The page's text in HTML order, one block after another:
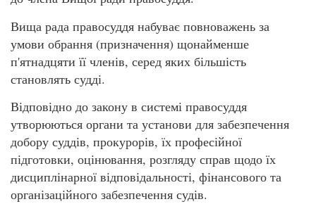
Вища рада правосуддя набуває повноважень за
умови обрання (призначення) щонайменше
п'ятнадцяти її членів, серед яких більшість
становлять судді.
Відповідно до закону в системі правосуддя
утворюються органи та установи для забезпечення
добору суддів, прокурорів, їх професійної
підготовки, оцінювання, розгляду справ щодо їх
дисциплінарної відповідальності, фінансового та
організаційного забезпечення судів.